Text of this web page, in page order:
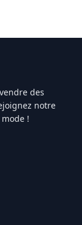
des
notre
!